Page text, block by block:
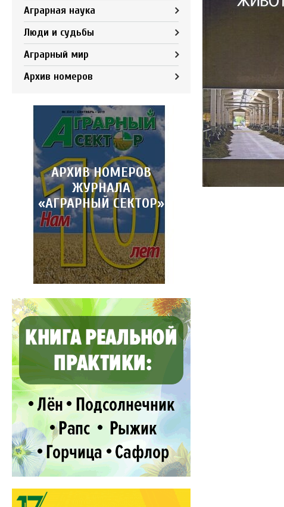
Аграрная наука
Люди и судьбы
Аграрный мир
Архив номеров
АРХИВ НОМЕРОВ
ЖУРНАЛА
«АГРАРНЫЙ СЕКТОР»